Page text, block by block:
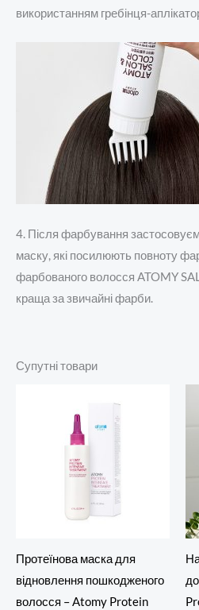
використанням гребінця-
4. Після фарбування
маску, які посилюють повноту
фарбованого волосся ATOMY
краща за звичайні фарби.
Супутні товари
Протеїнова маска для
відновлення пошкодженого
волосся – Atomy Protein